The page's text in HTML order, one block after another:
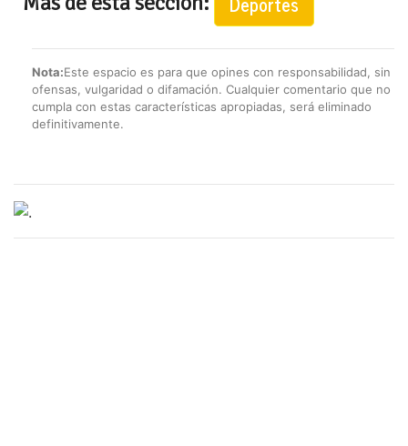
Nota:Este espacio es para que opines con responsabilidad, sin
ofensas, vulgaridad o difamación. Cualquier comentario que no
cumpla con estas características apropiadas, será eliminado
definitivamente.